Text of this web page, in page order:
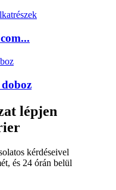
doboz
lépjen
kérdéseivel
és 24 órán belül